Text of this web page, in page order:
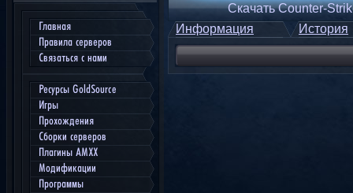
Главная
Правила серверов
Связаться с нами
Ресурсы GoldSource
Игры
Прохождения
Сборки серверов
Плагины AMXX
Модификации
Программы
Скачать Counter-
Информация
История